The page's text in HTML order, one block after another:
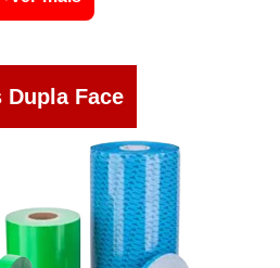
Dupla Face